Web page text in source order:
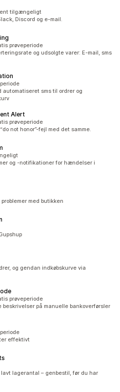
tilgængeligt
Discord og e-mail.
prøveperiode
og udsolgte varer: E-mail, sms
sms til ordrer og
Alert
prøveperiode
not honor”-fejl med det samme.
og -notifikationer for hændelser i
med butikken
og gendan indkøbskurve via
prøveperiode
på manuelle bankoverførsler
effektivt
lagerantal – genbestil, før du har